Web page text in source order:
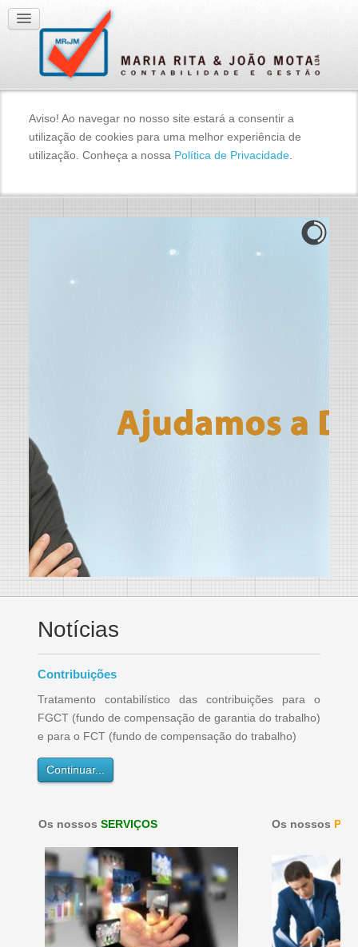
Aviso! Ao navegar no nosso site estará a consentir a
utilização de cookies para uma melhor experiência de
utilização. Conheça a nossa Política de Privacidade
Notícias
Contribuições
Tratamento contabilístico das contribuições para o
FGCT (fundo de compensação de garantia do trabalho)
e para o FCT (fundo de compensação do trabalho)
Continuar...
Os nossos SERVIÇOS Os nossos